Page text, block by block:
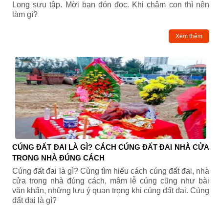
Long sưu tập. Mời bạn đón đọc. Khi chậm con thì nên
làm gì?
Xem thêm
CÚNG ĐẤT ĐAI LÀ GÌ? CÁCH CÚNG ĐẤT ĐAI NHÀ CỬA
TRONG NHÀ ĐÚNG CÁCH
Cúng đất đai là gì? Cùng tìm hiểu cách cúng đất đai, nhà
cửa trong nhà đúng cách, mâm lễ cúng cũng như bài
văn khấn, những lưu ý quan trọng khi cúng đất đai. Cúng
đất đai là gì?